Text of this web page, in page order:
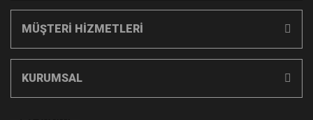
MÜŞTERİ HİZMETLERİ
KURUMSAL